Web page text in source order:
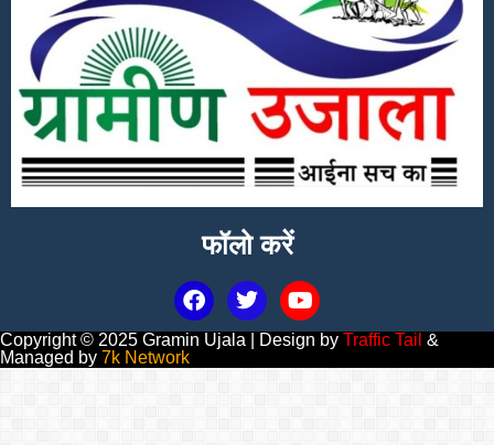
फॉलो करें
Copyright © 2025 Gramin Ujala | Design by Traffic Tail &
Managed by 7k Network